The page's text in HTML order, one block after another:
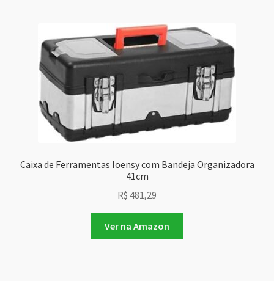
Caixa de Ferramentas Ioensy com Bandeja Organizadora
41cm
R$ 481,29
Ver na Amazon